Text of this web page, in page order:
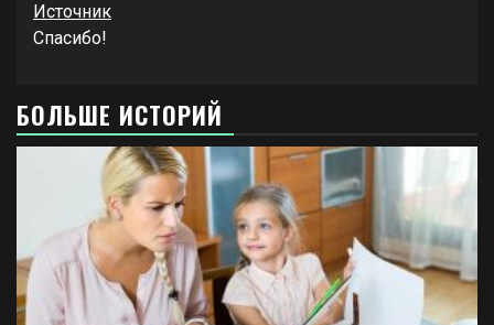
Источник
Спасибо!
БОЛЬШЕ ИСТОРИЙ